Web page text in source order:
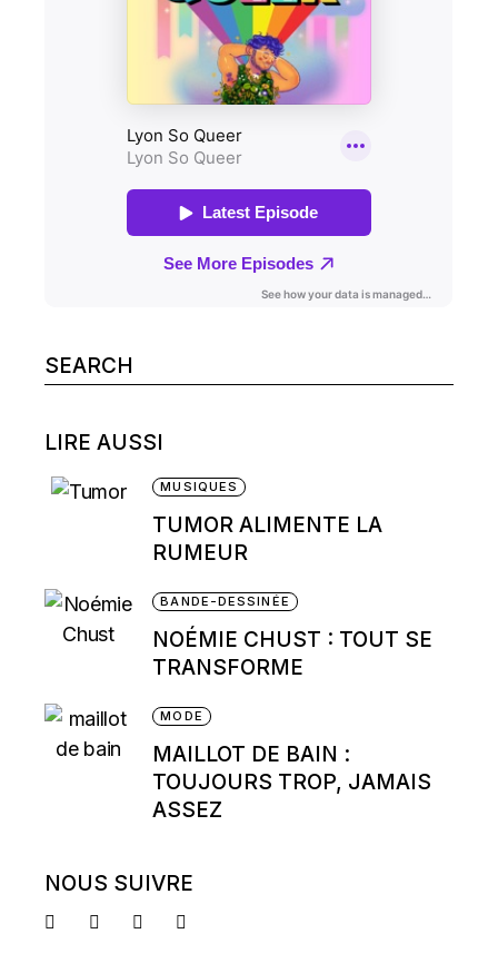
Search
for:
LIRE AUSSI
MUSIQUES
TUMOR ALIMENTE LA
RUMEUR
BANDE-DESSINÉE
NOÉMIE CHUST : TOUT SE
TRANSFORME
MODE
MAILLOT DE BAIN :
TOUJOURS TROP, JAMAIS
ASSEZ
NOUS SUIVRE